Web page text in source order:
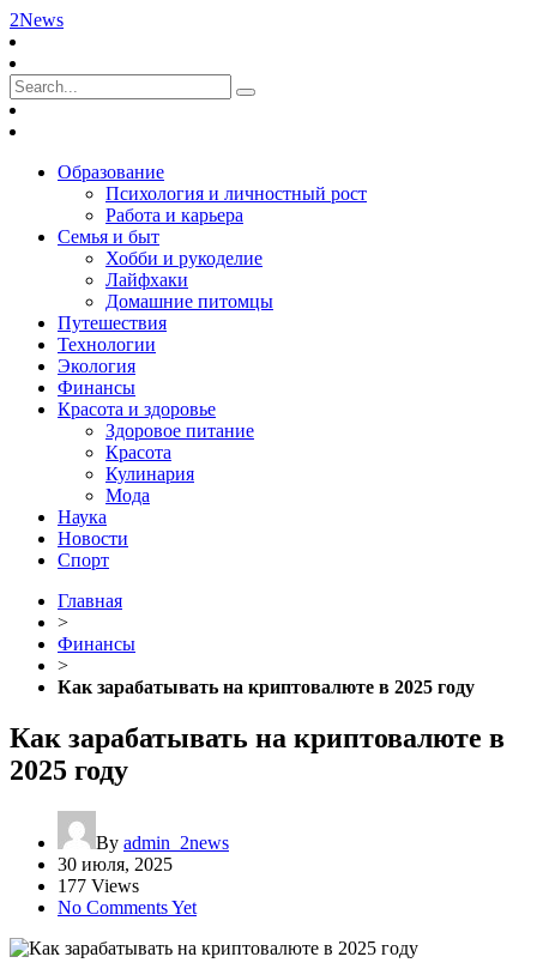
2News
Образование
Психология и личностный рост
Работа и карьера
Семья и быт
Хобби и рукоделие
Лайфхаки
Домашние питомцы
Путешествия
Технологии
Экология
Финансы
Красота и здоровье
Здоровое питание
Красота
Кулинария
Мода
Наука
Новости
Спорт
Главная
>
Финансы
>
Как зарабатывать на криптовалюте в 2025 году
Как зарабатывать на криптовалюте в
2025 году
By admin_2news
30 июля, 2025
177 Views
No Comments Yet